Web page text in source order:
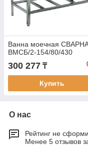
Ванна моечная
ВМСБ/2-154/80/430
300 277 ₸
Купить
О нас
Рейтинг не
Менее 5 отзывов